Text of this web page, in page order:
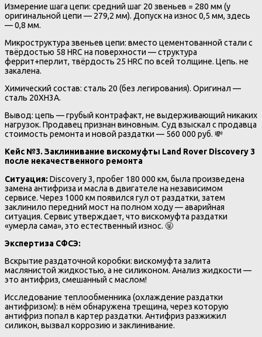
Измерение шага цепи: средний шаг 20 звеньев = 280 мм (у
оригинальной цепи — 279,2 мм). Допуск на износ 0,5 мм, здесь
— 0,8 мм.
Микроструктура звеньев цепи: вместо цементованной стали с
твёрдостью 58 HRC на поверхности — структура
феррит+перлит, твёрдость 25 HRC по всей толщине. Цепь. не
закалена.
Химический состав: сталь 20 (без легирования). Оригинал —
сталь 20ХН3А.
Вывод: цепь — грубый контрафакт, не выдерживающий никаких
нагрузок. Продавец признан виновным. Суд взыскал с продавца
стоимость ремонта и новой раздатки — 560 000 руб. 💸
Кейс №3. Заклинивание вискомуфты Land Rover Discovery 3
после некачественного ремонта
Ситуация:Discovery 3, пробег 180 000 км, была произведена
замена антифриза и масла в двигателе на независимом
сервисе. Через 1000 км появился гул от раздатки, затем
заклинило передний мост на полном ходу — аварийная
ситуация. Сервис утверждает, что вискомуфта раздатки
«умерла сама», это естественный износ. 🤬
Экспертиза СФСЭ:
Вскрытие раздаточной коробки: вискомуфта залита
маслянистой жидкостью, а не силиконом. Анализ жидкости —
это антифриз, смешанный с маслом!
Исследование теплообменника (охлаждение раздатки
антифризом): в нём обнаружена трещина, через которую
антифриз попал в картер раздатки. Антифриз разжижил
силикон, вызвал коррозию и заклинивание.